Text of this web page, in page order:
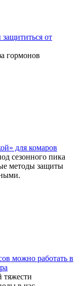
от
гормонов
для комаров
сезонного пика
методы защиты
можно работать в
тяжести